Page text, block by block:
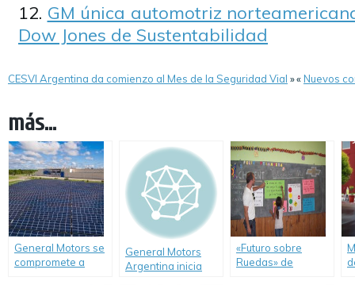
GM única automotriz
Dow Jones de Sustentabilidad
CESVI Argentina da comienzo al Mes de la Seguridad Vial »«Nuevos
más...
General Motors se
compromete a
General Motors
Argentina inicia
«Futuro sobre
Ruedas» de